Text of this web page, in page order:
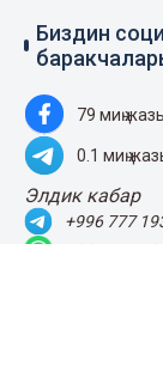
Биздин
79 миң
0.1 миң
Элдик кабар
+996 777